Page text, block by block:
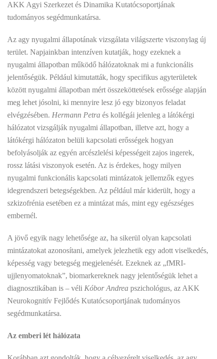
AKK Agyi Szerkezet és Dinamika Kutatócsoportjának
tudományos segédmunkatársa.
Az agy nyugalmi állapotának vizsgálata világszerte viszonylag új
terület. Napjainkban intenzíven kutatják, hogy ezeknek a
nyugalmi állapotban működő hálózatoknak mi a funkcionális
jelentőségük. Például kimutatták, hogy specifikus agyterületek
között nyugalmi állapotban mért összeköttetések erőssége alapján
meg lehet jósolni, ki mennyire lesz jó egy bizonyos feladat
elvégzésében. Hermann Petra és kollégái jelenleg a látókérgi
hálózatot vizsgálják nyugalmi állapotban, illetve azt, hogy a
látókérgi hálózaton belüli kapcsolati erősségek hogyan
befolyásolják az egyén arcészlelési képességeit zajos ingerek,
rossz látási viszonyok esetén. Az is érdekes, hogy milyen
nyugalmi funkcionális kapcsolati mintázatok jellemzők egyes
idegrendszeri betegségekben. Az például már kiderült, hogy a
szkizofrénia esetében ez a mintázat más, mint egy egészséges
embernél.
A jövő egyik nagy lehetősége az, ha sikerül olyan kapcsolati
mintázatokat azonosítani, amelyek jelezhetik egy adott viselkedés,
képesség vagy betegség megjelenését. Ezeknek az „fMRI-
ujjlenyomatoknak”, biomarkereknek nagy jelentőségük lehet a
diagnosztikában is – véli Kóbor Andrea pszichológus, az AKK
Neurokognitív Fejlődés Kutatócsoportjának tudományos
segédmunkatársa.
Az emberi lét hálózata